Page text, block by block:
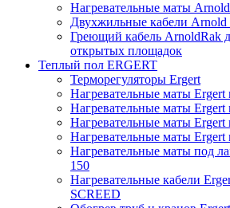
Нагревательные маты
Двухжильные кабели Arnold
Греющий кабель ArnoldRak
открытых площадок
Теплый пол ERGERT
Терморегуляторы Ergert
Нагревательные маты Ergert
Нагревательные маты Ergert
Нагревательные маты Ergert
Нагревательные маты Ergert
Нагревательные маты под
150
Нагревательные кабели
SCREED